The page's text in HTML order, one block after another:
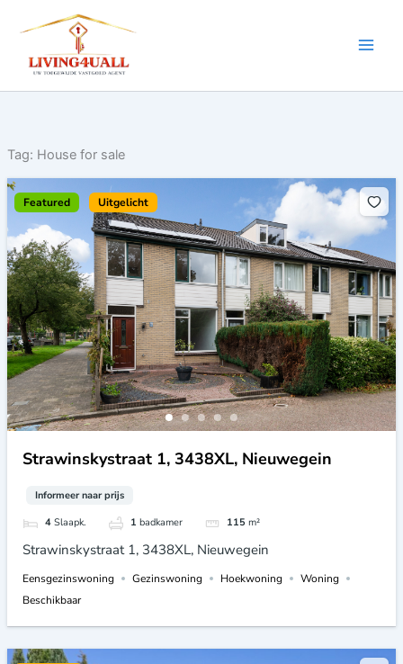
naar
inhoud
Tag: House for sale
Featured Uitgelicht
Strawinskystraat 1, 3438XL, Nieuwegein
Informeer naar prijs
4 Slaapk. 1 badkamer 115 m²
Strawinskystraat 1, 3438XL, Nieuwegein
Eensgezinswoning Gezinswoning Hoekwoning
Woning
Beschikbaar